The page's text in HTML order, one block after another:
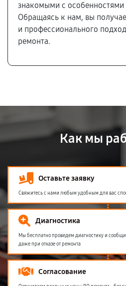
знакомыми с особенностями
Обращаясь к нам, вы
и профессионального
ремонта.
Как мы
Оставьте заявку
Свяжитесь с нами любым удобным для вас
Диагностика
Мы бесплатно проведем диагностику и
даже при отказе от ремонта
Согласование